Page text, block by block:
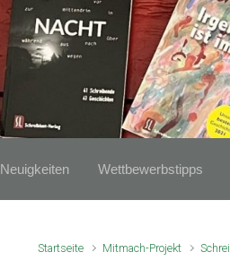
Neuigkeiten Wettbewerbstipps
Startseite Mitmach-Projekt